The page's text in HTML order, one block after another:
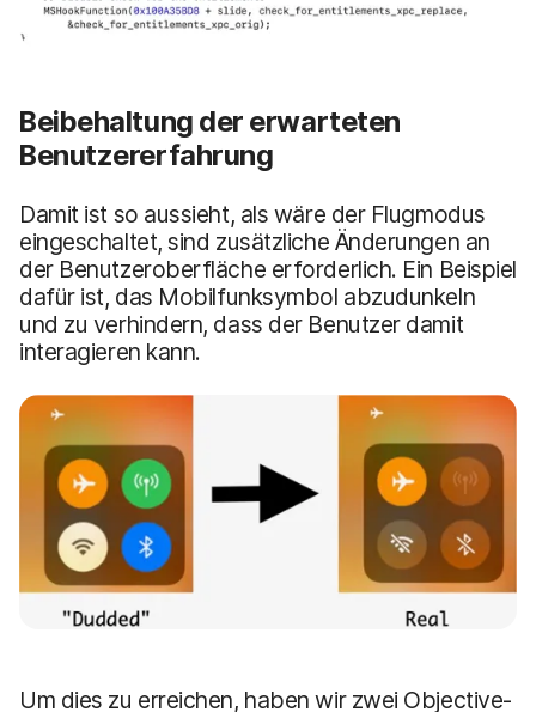
Beibehaltung der erwarteten
Benutzererfahrung
Damit ist so aussieht, als wäre der Flugmodus
eingeschaltet, sind zusätzliche Änderungen an
der Benutzeroberfläche erforderlich. Ein Beispiel
dafür ist, das Mobilfunksymbol abzudunkeln
und zu verhindern, dass der Benutzer damit
interagieren kann.
Um dies zu erreichen, haben wir zwei Objective-